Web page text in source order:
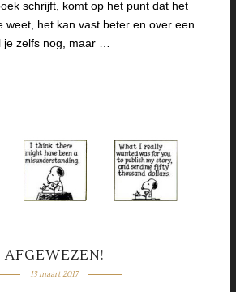
schrijft, komt op het punt dat het
weet, het kan vast beter en over een
zelfs nog, maar …
AFGEWEZEN!
13 maart 2017